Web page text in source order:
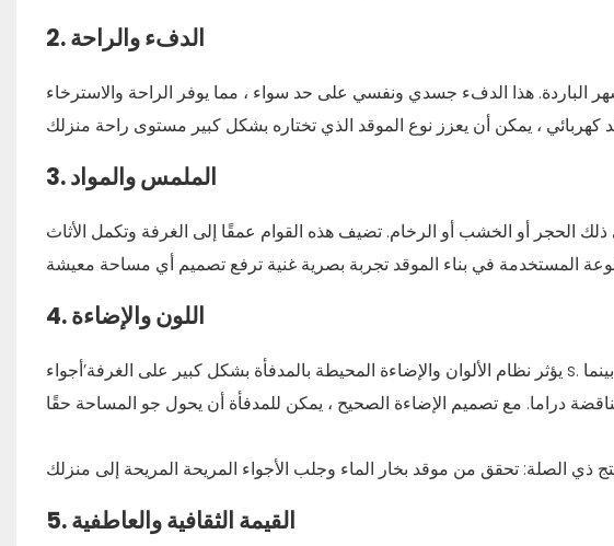
2.الدفء والراحة
الباردة. هذا الدفء جسدي ونفسي على حد سواء ، مما يوفر الراحة والاسترخاء
كهربائي
3.الملمس والمواد
الحجر أو الخشب أو الرخام. تضيف هذه القوام عمقًا إلى الغرفة وتكمل الأثاث
4.اللون والإضاءة
يؤثر نظام الألوان والإضاءة المحيطة بالمدفأة بشكل كبير على الغرفة’أجواء s. يمكن أن تعزز الإضاءة الناعمة الدافئة الشعور المريح للغرفة ، بينما
ذي الصلة: تحقق من موقد بخار الماء
5.القيمة الثقافية والعاطفية